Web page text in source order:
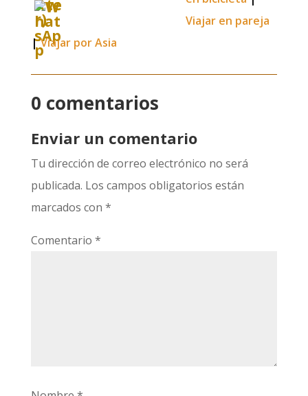
Viajar en pareja
|Viajar por Asia
0 comentarios
Enviar un comentario
Tu dirección de correo electrónico no será
publicada. Los campos obligatorios están
marcados con *
Comentario *